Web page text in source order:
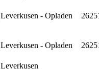
Leverkusen - Opladen
Leverkusen - Opladen
Leverkusen